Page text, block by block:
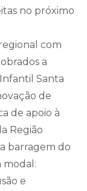
no próximo
com
a
Santa
de
de apoio à
Região
barragem do
modal:
e